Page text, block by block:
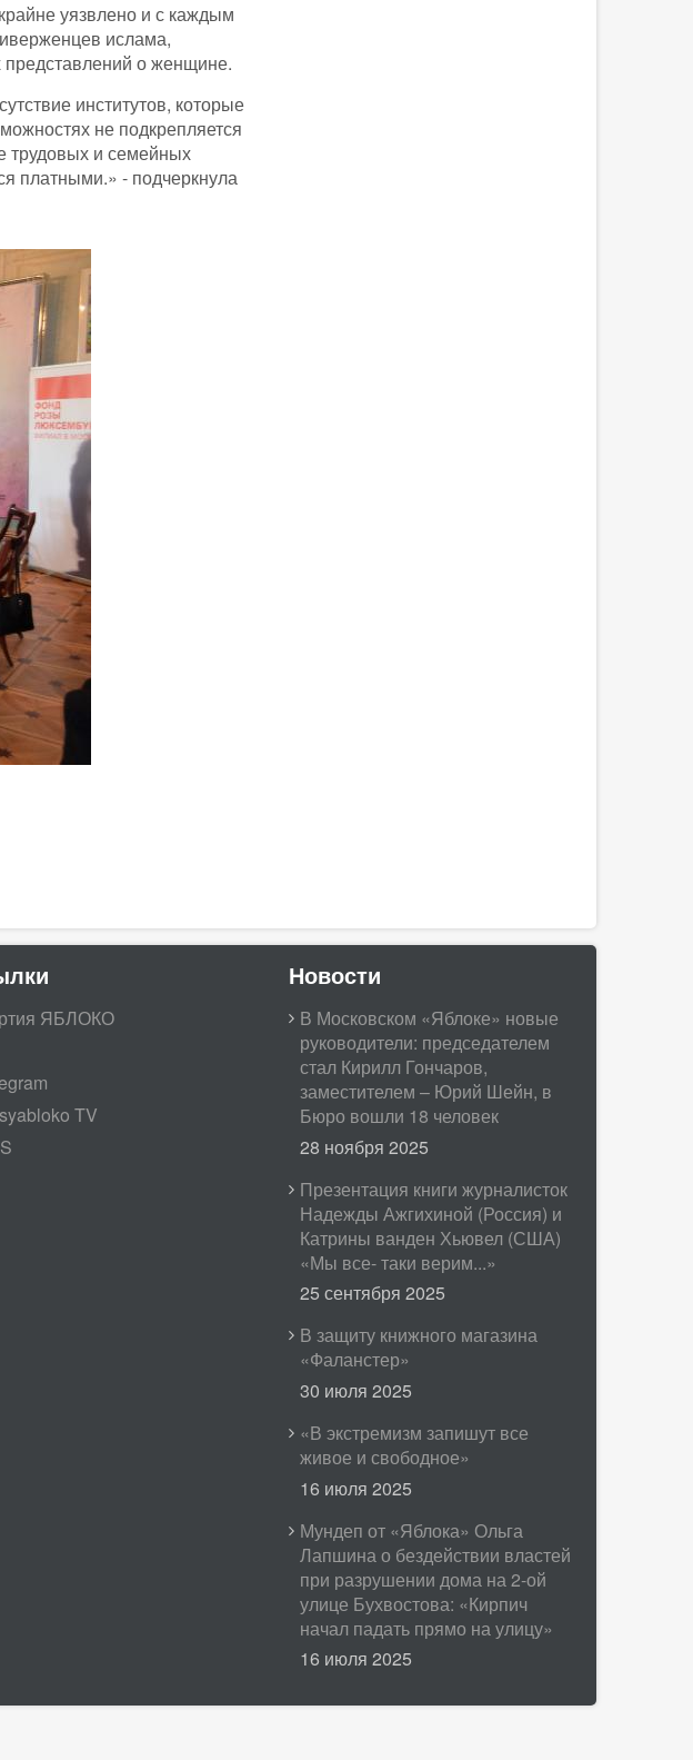
уязвлено и с каждым
ислама,
представлений о женщине.
институтов, которые
не подкрепляется
трудовых и семейных
платными.» - подчеркнула
ЯБЛОКО
TV
Новости
В Московском «Яблоке» новые
руководители: председателем
стал Кирилл Гончаров,
заместителем – Юрий Шейн, в
Бюро вошли 18 человек
28 ноября 2025
Презентация книги журналисток
Надежды Ажгихиной (Россия) и
Катрины ванден Хьювел (США)
«Мы все- таки верим...»
25 сентября 2025
В защиту книжного магазина
«Фаланстер»
30 июля 2025
«В экстремизм запишут все
живое и свободное»
16 июля 2025
Мундеп от «Яблока» Ольга
Лапшина о бездействии властей
при разрушении дома на 2-ой
улице Бухвостова: «Кирпич
начал падать прямо на улицу»
16 июля 2025